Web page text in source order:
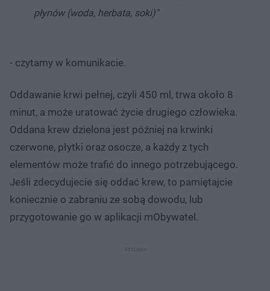
płynów (woda, herbata, soki)"
- czytamy w komunikacie.
Oddawanie krwi pełnej, czyli 450 ml, trwa około 8
minut, a może uratować życie drugiego człowieka.
Oddana krew dzielona jest później na krwinki
czerwone, płytki oraz osocze, a każdy z tych
elementów może trafić do innego potrzebującego.
Jeśli zdecydujecie się oddać krew, to pamiętajcie
koniecznie o zabraniu ze sobą dowodu, lub
przygotowanie go w aplikacji mObywatel.